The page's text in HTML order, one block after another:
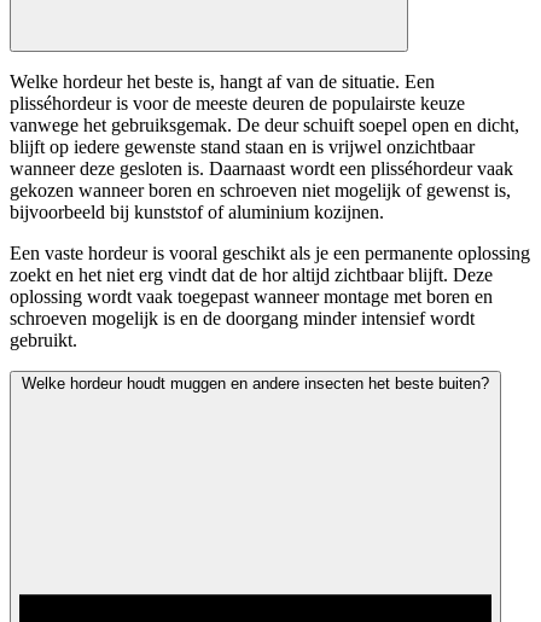
Welke hordeur het beste is, hangt af van de situatie. Een
plisséhordeur is voor de meeste deuren de populairste keuze
vanwege het gebruiksgemak. De deur schuift soepel open en dicht,
blijft op iedere gewenste stand staan en is vrijwel onzichtbaar
wanneer deze gesloten is. Daarnaast wordt een plisséhordeur vaak
gekozen wanneer boren en schroeven niet mogelijk of gewenst is,
bijvoorbeeld bij kunststof of aluminium kozijnen.
Een vaste hordeur is vooral geschikt als je een permanente oplossing
zoekt en het niet erg vindt dat de hor altijd zichtbaar blijft. Deze
oplossing wordt vaak toegepast wanneer montage met boren en
schroeven mogelijk is en de doorgang minder intensief wordt
gebruikt.
Welke hordeur houdt muggen en andere insecten het beste buiten?